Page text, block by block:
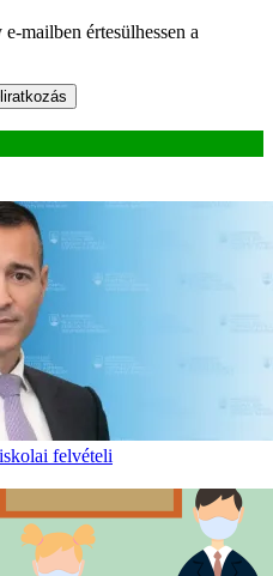
mailben értesülhessen a
felvételi